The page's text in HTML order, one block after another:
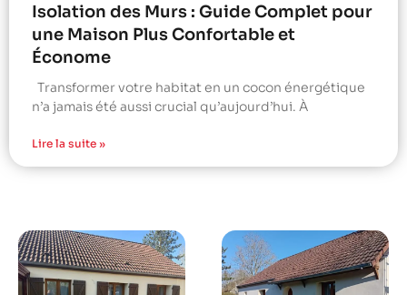
Isolation des Murs : Guide Complet pour
une Maison Plus Confortable et
Économe
Transformer votre habitat en un cocon énergétique
n’a jamais été aussi crucial qu’aujourd’hui. À
Lire la suite »